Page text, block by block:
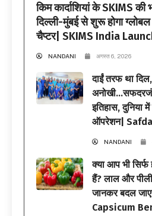
किम कार्दाशियां के SKIMS की
दिल्ली-मुंबई से शुरू होगा
चैप्टर| SKIMS India
NANDANI अगस्त 6, 2026
दाईं तरफ था
इतिहास, दुनिया
ऑपरेशन|
NANDANI
क्या आप भी सिर्फ
हैं? लाल और
जानकर बदल
Capsicum